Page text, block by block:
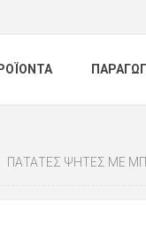
ΠΑΤΆΤΕΣ ΨΗΤΈΣ ΜΕ